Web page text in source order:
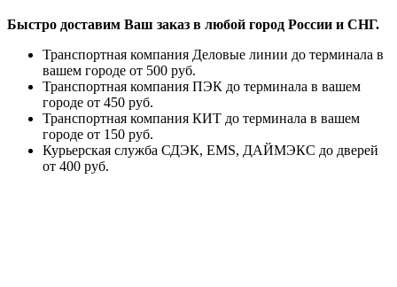
Быстро доставим Ваш заказ в любой город России и СНГ.
Транспортная компания Деловые линии до терминала в
вашем городе от 500 руб.
Транспортная компания ПЭК до терминала в вашем
городе от 450 руб.
Транспортная компания КИТ до терминала в вашем
городе от 150 руб.
Курьерская служба СДЭК, EMS, ДАЙМЭКС до дверей
от 400 руб.